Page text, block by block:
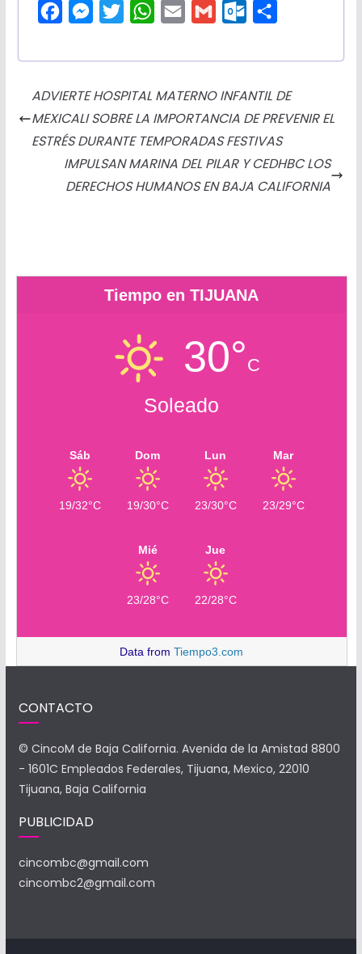
c
o
o
k
M
s
n
g
e
i
e
r
W
a
A
p
p
a
a
t
o
k
.
m
r
t
i
ADVIERTE HOSPITAL MATERNO INFANTIL DE
MEXICALI SOBRE LA IMPORTANCIA DE PREVENIR EL
ESTRÉS DURANTE TEMPORADAS FESTIVAS
IMPULSAN MARINA DEL PILAR Y CEDHBC LOS
DERECHOS HUMANOS EN BAJA CALIFORNIA
Tiempo en TIJUANA
30°C
Soleado
Sáb
19/32°C
Dom
19/30°C
Lun
23/30°C
Mar
23/29°C
Mié
23/28°C
Jue
22/28°C
Data fromTiempo3.com
CONTACTO
© CincoM de Baja California. Avenida de la Amistad 8800
- 1601C Empleados Federales, Tijuana, Mexico, 22010
Tijuana, Baja California
PUBLICIDAD
cincombc@gmail.com
cincombc2@gmail.com